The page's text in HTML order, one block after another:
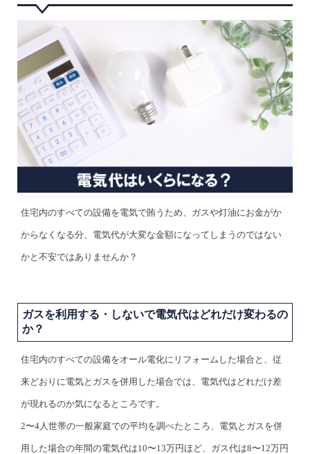
住宅内のすべての設備を電気で賄うため、ガスや灯油にお金がか
からなくなる分、電気代が大変な金額になってしまうのではない
かと不安ではありませんか？
ガスを利用する・しないで電気代はどれだけ変わるの
か？
住宅内のすべての設備をオール電化にリフォームした場合と、従
来どおりに電気とガスを併用した場合では、電気代はどれだけ差
が現れるのか気になるところです。
2〜4人世帯の一般家庭での平均を調べたところ、電気とガスを併
用した場合の年間の電気代は10〜13万円ほど、ガス代は8〜12万円